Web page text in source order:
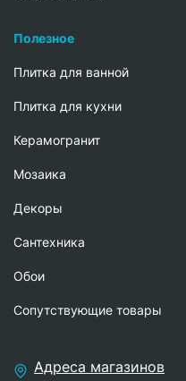
Полезное
Плитка для ванной
Плитка для кухни
Керамогранит
Мозаика
Декоры
Сантехника
Обои
Сопутствующие товары
Адреса магазинов